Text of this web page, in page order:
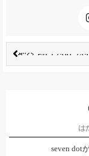
前へ
は
seven dot